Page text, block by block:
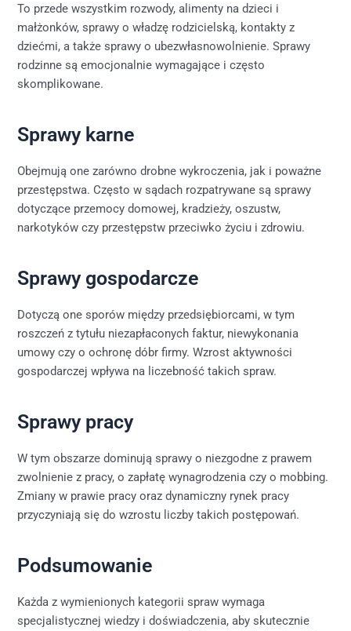
To przede wszystkim rozwody, alimenty na dzieci i
małżonków, sprawy o władzę rodzicielską, kontakty z
dziećmi, a także sprawy o ubezwłasnowolnienie. Sprawy
rodzinne są emocjonalnie wymagające i często
skomplikowane.
Sprawy karne
Obejmują one zarówno drobne wykroczenia, jak i poważne
przestępstwa. Często w sądach rozpatrywane są sprawy
dotyczące przemocy domowej, kradzieży, oszustw,
narkotyków czy przestępstw przeciwko życiu i zdrowiu.
Sprawy gospodarcze
Dotyczą one sporów między przedsiębiorcami, w tym
roszczeń z tytułu niezapłaconych faktur, niewykonania
umowy czy o ochronę dóbr firmy. Wzrost aktywności
gospodarczej wpływa na liczebność takich spraw.
Sprawy pracy
W tym obszarze dominują sprawy o niezgodne z prawem
zwolnienie z pracy, o zapłatę wynagrodzenia czy o mobbing.
Zmiany w prawie pracy oraz dynamiczny rynek pracy
przyczyniają się do wzrostu liczby takich postępowań.
Podsumowanie
Każda z wymienionych kategorii spraw wymaga
specjalistycznej wiedzy i doświadczenia, aby skutecznie